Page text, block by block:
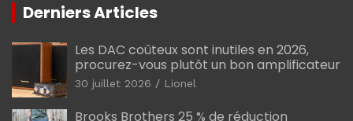
Derniers Articles
Les DAC coûteux sont inutiles en 2026,
procurez-vous plutôt un bon amplificateur
30 juillet 2026 Lionel
Brooks Brothers 25 % de réduction